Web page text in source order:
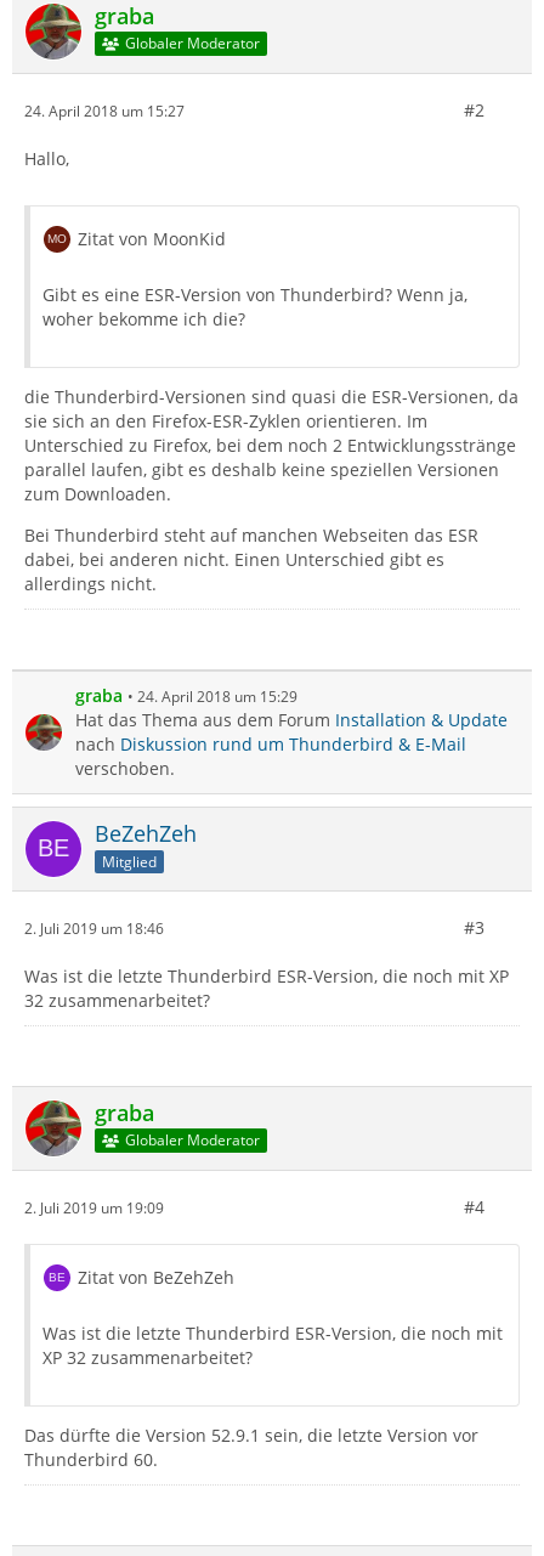
graba
Globaler Moderator
24. April 2018 um 15:27 #2
Hallo,
Zitat von MoonKid
Gibt es eine ESR-Version von Thunderbird? Wenn ja,
woher bekomme ich die?
die Thunderbird-Versionen sind quasi die ESR-Versionen, da
sie sich an den Firefox-ESR-Zyklen orientieren. Im
Unterschied zu Firefox, bei dem noch 2 Entwicklungsstränge
parallel laufen, gibt es deshalb keine speziellen Versionen
zum Downloaden.
Bei Thunderbird steht auf manchen Webseiten das ESR
dabei, bei anderen nicht. Einen Unterschied gibt es
allerdings nicht.
graba 24. April 2018 um 15:29
Hat das Thema aus dem Forum Installation & Update
nach Diskussion rund um Thunderbird & E-Mail
verschoben.
BeZehZeh
Mitglied
2. Juli 2019 um 18:46 #3
Was ist die letzte Thunderbird ESR-Version, die noch mit XP
32 zusammenarbeitet?
graba
Globaler Moderator
2. Juli 2019 um 19:09 #4
Zitat von BeZehZeh
Was ist die letzte Thunderbird ESR-Version, die noch mit
XP 32 zusammenarbeitet?
Das dürfte die Version 52.9.1 sein, die letzte Version vor
Thunderbird 60.